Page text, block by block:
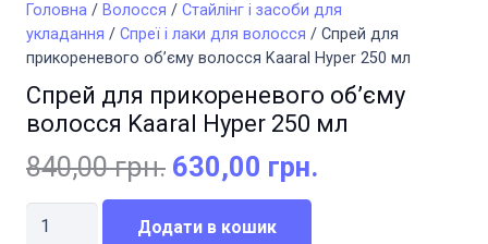
Головна / Волосся / Стайлінг і засоби для
укладання / Спреї і лаки для волосся / Спрей для
прикореневого об’єму волосся Kaaral Hyper 250 мл
Спрей для прикореневого об’єму
волосся Kaaral Hyper 250 мл
840,00грн. Оригінальна
ціна:
840,00 грн..
630,00 грн.
Спрей
Додати в кошик